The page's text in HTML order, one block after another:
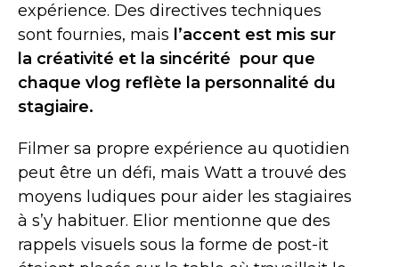
expérience. Des directives techniques
sont fournies, mais l’accent est mis sur
la créativité et la sincérité pour que
chaque vlog reflète la personnalité du
stagiaire.
Filmer sa propre expérience au quotidien
peut être un défi, mais Watt a trouvé des
moyens ludiques pour aider les stagiaires
à s’y habituer. Elior mentionne que des
rappels visuels sous la forme de post-it